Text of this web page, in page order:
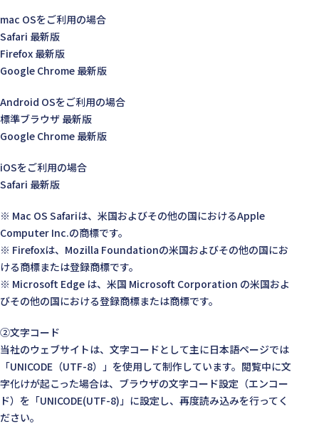
mac OSをご利用の場合
Safari 最新版
Firefox 最新版
Google Chrome 最新版
Android OSをご利用の場合
標準ブラウザ 最新版
Google Chrome 最新版
iOSをご利用の場合
Safari 最新版
※ Mac OS Safariは、米国およびその他の国におけるApple
Computer Inc.の商標です。
※ Firefoxは、Mozilla Foundationの米国およびその他の国にお
ける商標または登録商標です。
※ Microsoft Edge は、米国 Microsoft Corporation の米国およ
びその他の国における登録商標または商標です。
②文字コード
当社のウェブサイトは、文字コードとして主に日本語ページでは
「UNICODE（UTF-8）」を使用して制作しています。閲覧中に文
字化けが起こった場合は、ブラウザの文字コード設定（エンコー
ド）を「UNICODE(UTF-8)」に設定し、再度読み込みを行ってく
ださい。